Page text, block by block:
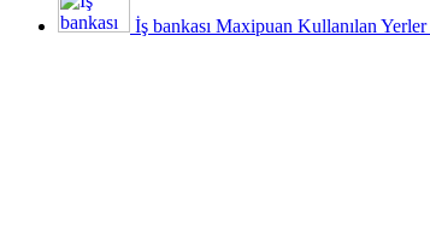
İş bankası Maxipuan Kullanılan Yerler